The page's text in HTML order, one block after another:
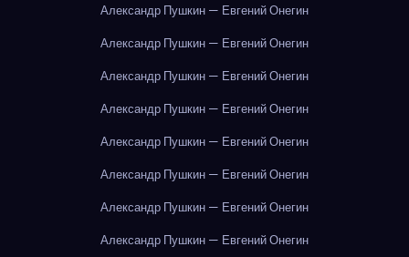
Александр Пушкин — Евгений Онегин
Александр Пушкин — Евгений Онегин
Александр Пушкин — Евгений Онегин
Александр Пушкин — Евгений Онегин
Александр Пушкин — Евгений Онегин
Александр Пушкин — Евгений Онегин
Александр Пушкин — Евгений Онегин
Александр Пушкин — Евгений Онегин